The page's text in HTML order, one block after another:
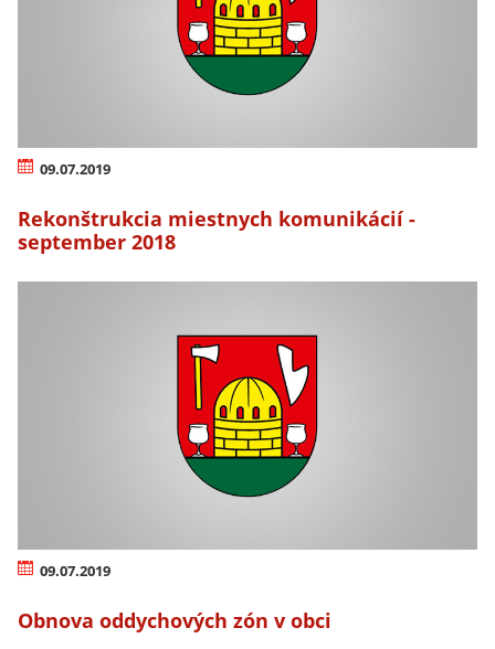
09.07.2019
Rekonštrukcia miestnych komunikácií -
september 2018
09.07.2019
Obnova oddychových zón v obci